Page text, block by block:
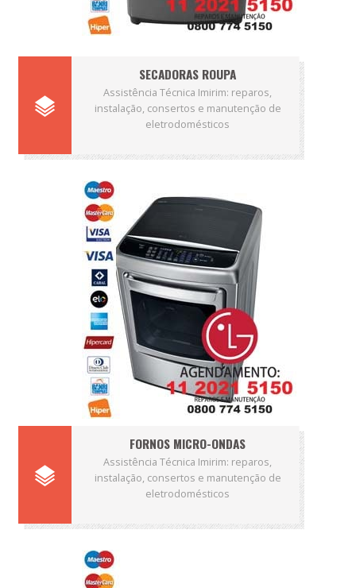
SECADORAS ROUPA
Assistência Técnica Imirim: reparos,
instalação, consertos e manutenção de
eletrodomésticos
FORNOS MICRO-ONDAS
Assistência Técnica Imirim: reparos,
instalação, consertos e manutenção de
eletrodomésticos